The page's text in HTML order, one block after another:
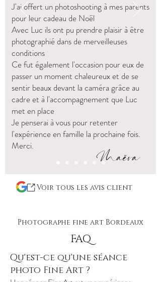
J'ai offert un photoshooting à mes parents
pour leur cadeau de Noël
Avec Luc ils ont pu prendre plaisir à être
photographié dans de merveilleuses
conditions
Ce fut également l'occasion pour eux de
passer un moment chaleureux et de se
sentir beaux devant la caméra grâce au
cadre et à l'accompagnement que Luc
met en place
Je penserai à vous pour retenter
l'expérience en famille la prochaine fois.
Merci.
Maëva
Voir tous les avis client
Photographe fine art Bordeaux
FAQ
Qu'est-ce qu'une séance
photo Fine Art ?